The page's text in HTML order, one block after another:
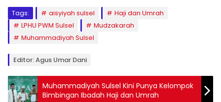
Tags: aisyiyah sulsel
Haji dan Umrah
LPHU PWM Sulsel
Mudzakarah
Muhammadiyah Sulsel
Editor: Agus Umar Dani
Muhammadiyah Sulsel Kini Punya Kelompok
Bimbingan Ibadah Haji dan Umrah